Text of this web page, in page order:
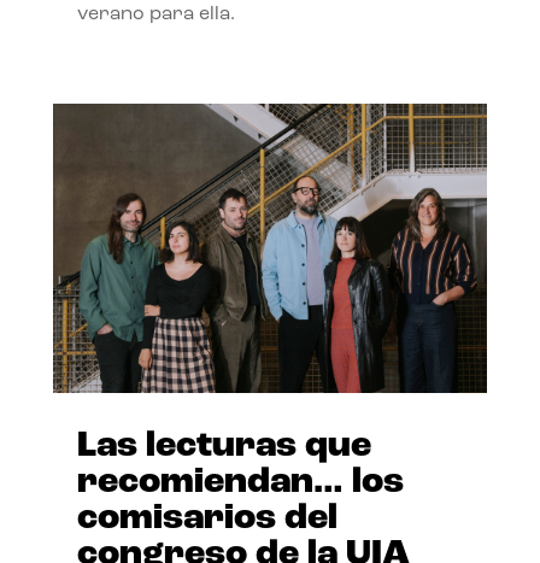
verano para ella.
Las lecturas que
recomiendan… los
comisarios del
congreso de la UIA